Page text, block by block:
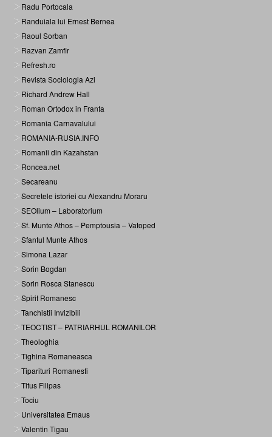
Radu Portocala
Randuiala lui Ernest Bernea
Raoul Sorban
Razvan Zamfir
Refresh.ro
Revista Sociologia Azi
Richard Andrew Hall
Roman Ortodox in Franta
Romania Carnavalului
ROMANIA-RUSIA.INFO
Romanii din Kazahstan
Roncea.net
Secareanu
Secretele istoriei cu Alexandru Moraru
SEOlium – Laboratorium
Sf. Munte Athos – Pemptousia – Vatoped
Sfantul Munte Athos
Simona Lazar
Sorin Bogdan
Sorin Rosca Stanescu
Spirit Romanesc
Tanchistii Invizibili
TEOCTIST – PATRIARHUL ROMANILOR
Theologhia
Tighina Romaneasca
Tiparituri Romanesti
Titus Filipas
Tociu
Universitatea Emaus
Valentin Tigau